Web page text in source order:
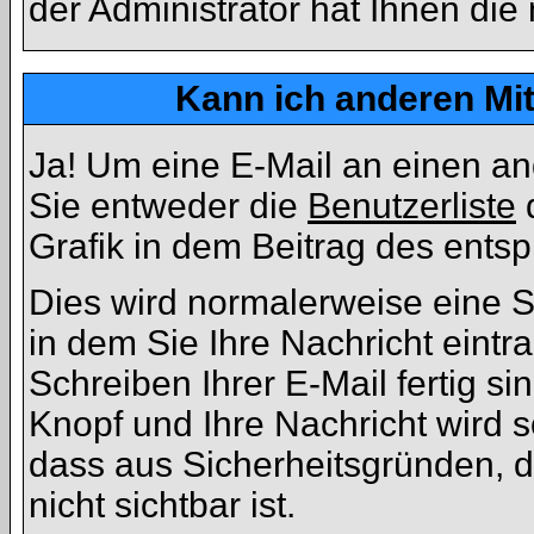
der Administrator hat Ihnen
Kann ich anderen
Ja! Um eine E-Mail an einen
Sie entweder die Benutzerliste
Grafik in dem Beitrag des
Dies wird normalerweise eine
in dem Sie Ihre Nachricht
Schreiben Ihrer E-Mail fertig
Knopf und Ihre Nachricht wird
dass aus Sicherheitsgründen,
nicht sichtbar ist.